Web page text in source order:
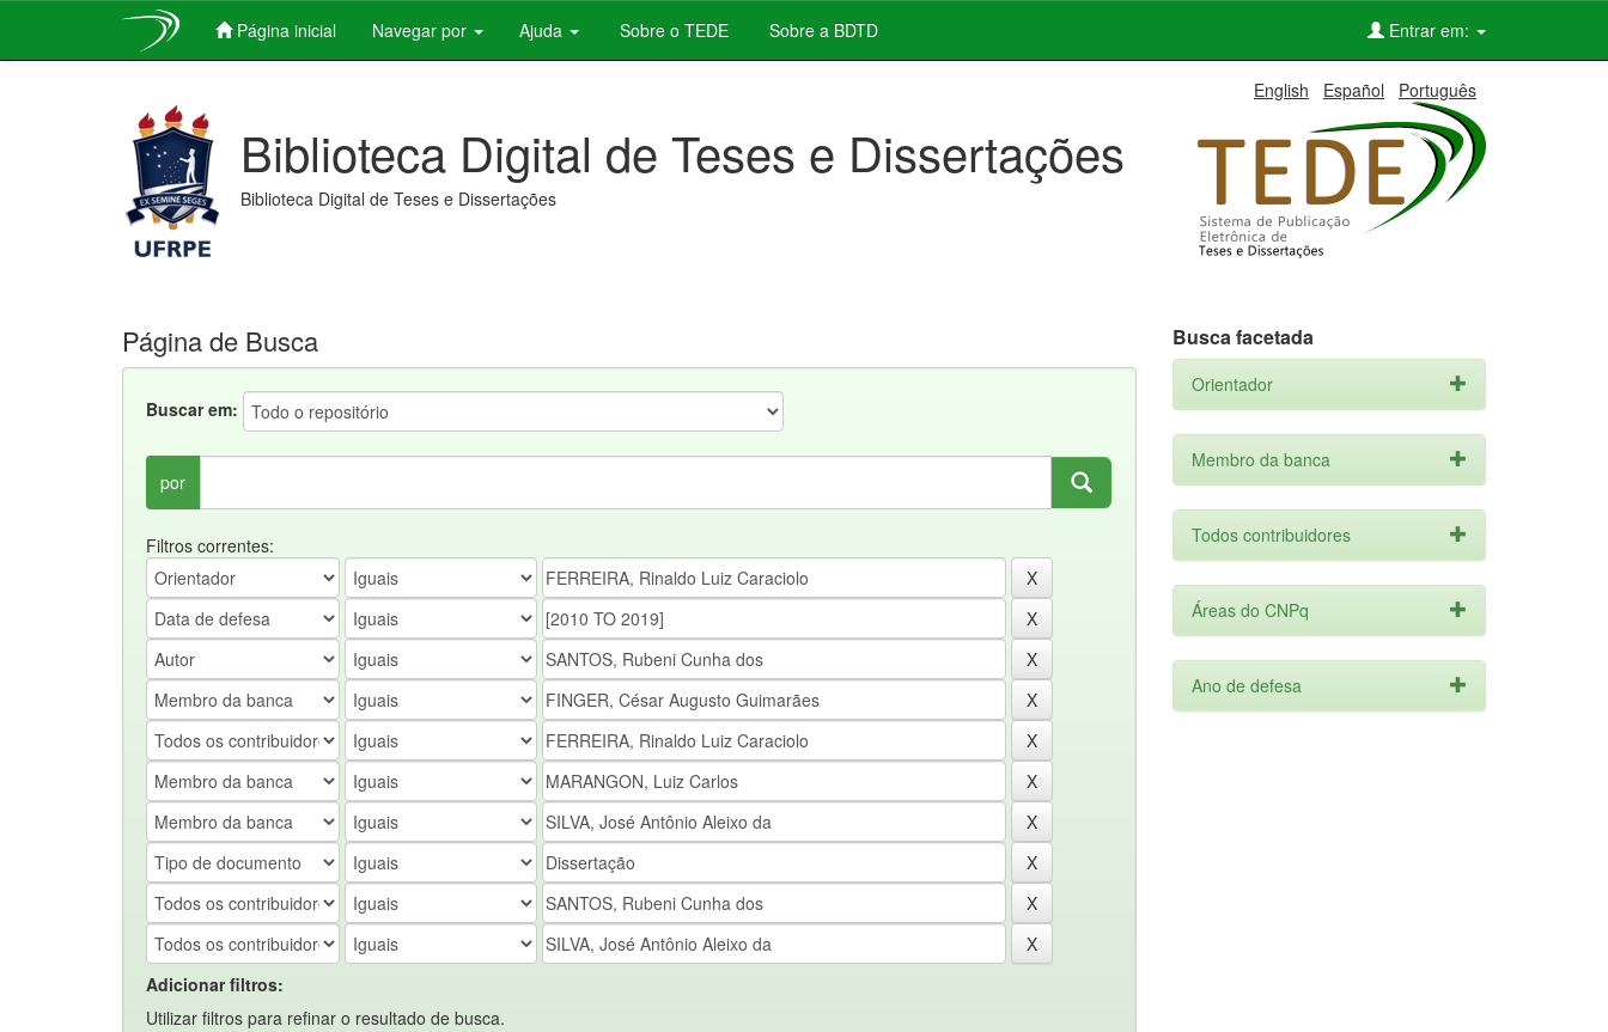
Página inicial Navegar por Ajuda Sobre o TEDE Sobre a BDTD Entrar em:
English Español Português
Biblioteca Digital de Teses e Dissertações
Biblioteca Digital de Teses e Dissertações
Página de Busca
Buscar em:
por
Filtros correntes:
Adicionar filtros:
Utilizar filtros para refinar o resultado de busca.
Busca facetada
Orientador
Membro da banca
Todos contribuidores
Áreas do CNPq
Ano de defesa